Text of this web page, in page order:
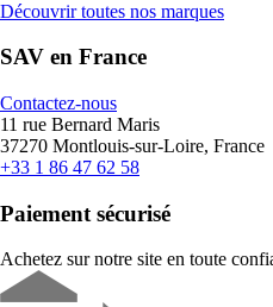
Découvrir toutes nos marques
SAV en France
Contactez-nous
11 rue Bernard Maris
37270 Montlouis-sur-Loire, France
+33 1 86 47 62 58
Paiement sécurisé
Achetez sur notre site en toute